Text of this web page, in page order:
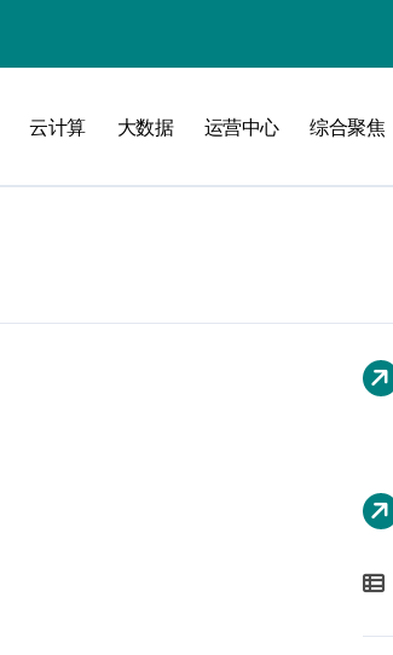
云计算 大数据 运营中心 综合聚焦